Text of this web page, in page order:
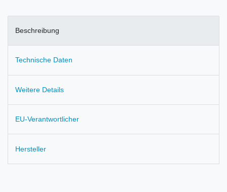
Beschreibung
Technische Daten
Weitere Details
EU-Verantwortlicher
Hersteller